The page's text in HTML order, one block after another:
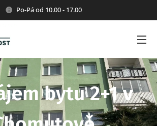
Po-Pá od 10.00 - 17.00
bytu 2+1 v